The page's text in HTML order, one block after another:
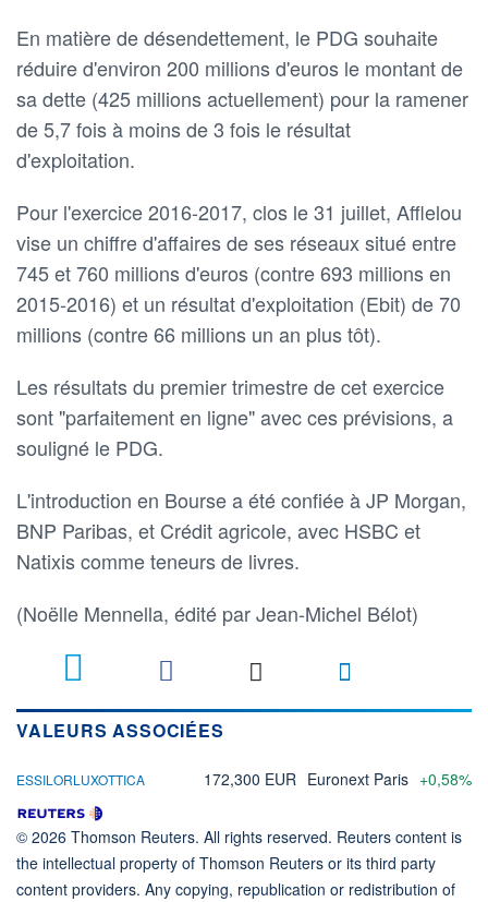
En matière de désendettement, le PDG souhaite
réduire d'environ 200 millions d'euros le montant de
sa dette (425 millions actuellement) pour la ramener
de 5,7 fois à moins de 3 fois le résultat
d'exploitation.
Pour l'exercice 2016-2017, clos le 31 juillet, Afflelou
vise un chiffre d'affaires de ses réseaux situé entre
745 et 760 millions d'euros (contre 693 millions en
2015-2016) et un résultat d'exploitation (Ebit) de 70
millions (contre 66 millions un an plus tôt).
Les résultats du premier trimestre de cet exercice
sont "parfaitement en ligne" avec ces prévisions, a
souligné le PDG.
L'introduction en Bourse a été confiée à JP Morgan,
BNP Paribas, et Crédit agricole, avec HSBC et
Natixis comme teneurs de livres.
(Noëlle Mennella, édité par Jean-Michel Bélot)
VALEURS ASSOCIÉES
ESSILORLUXOTTICA 172,300 EUR Euronext Paris +0,58%
© 2026 Thomson Reuters. All rights reserved. Reuters content is
the intellectual property of Thomson Reuters or its third party
content providers. Any copying, republication or redistribution of